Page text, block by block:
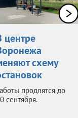
центре
схему
продлятся до
сентября.